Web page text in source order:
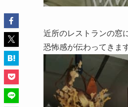
近所のレストランの窓
恐怖感が伝わってきま